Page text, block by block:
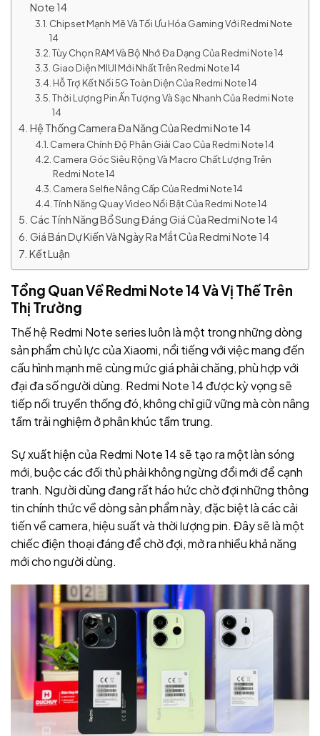
Note 14
Chipset Mạnh Mẽ Và Tối Ưu Hóa Gaming Với Redmi Note
14
Tùy Chọn RAM Và Bộ Nhớ Đa Dạng Của Redmi Note 14
Giao Diện MIUI Mới Nhất Trên Redmi Note 14
Hỗ Trợ Kết Nối 5G Toàn Diện Của Redmi Note 14
Thời Lượng Pin Ấn Tượng Và Sạc Nhanh Của Redmi Note
14
Hệ Thống Camera Đa Năng Của Redmi Note 14
Camera Chính Độ Phân Giải Cao Của Redmi Note 14
Camera Góc Siêu Rộng Và Macro Chất Lượng Trên
Redmi Note 14
Camera Selfie Nâng Cấp Của Redmi Note 14
Tính Năng Quay Video Nổi Bật Của Redmi Note 14
Các Tính Năng Bổ Sung Đáng Giá Của Redmi Note 14
Giá Bán Dự Kiến Và Ngày Ra Mắt Của Redmi Note 14
Kết Luận
Tổng Quan Về Redmi Note 14 Và Vị Thế Trên
Thị Trường
Thế hệ Redmi Note series luôn là một trong những dòng
sản phẩm chủ lực của Xiaomi, nổi tiếng với việc mang đến
cấu hình mạnh mẽ cùng mức giá phải chăng, phù hợp với
đại đa số người dùng. Redmi Note 14 được kỳ vọng sẽ
tiếp nối truyền thống đó, không chỉ giữ vững mà còn nâng
tầm trải nghiệm ở phân khúc tầm trung.
Sự xuất hiện của Redmi Note 14 sẽ tạo ra một làn sóng
mới, buộc các đối thủ phải không ngừng đổi mới để cạnh
tranh. Người dùng đang rất háo hức chờ đợi những thông
tin chính thức về dòng sản phẩm này, đặc biệt là các cải
tiến về camera, hiệu suất và thời lượng pin. Đây sẽ là một
chiếc điện thoại đáng để chờ đợi, mở ra nhiều khả năng
mới cho người dùng.